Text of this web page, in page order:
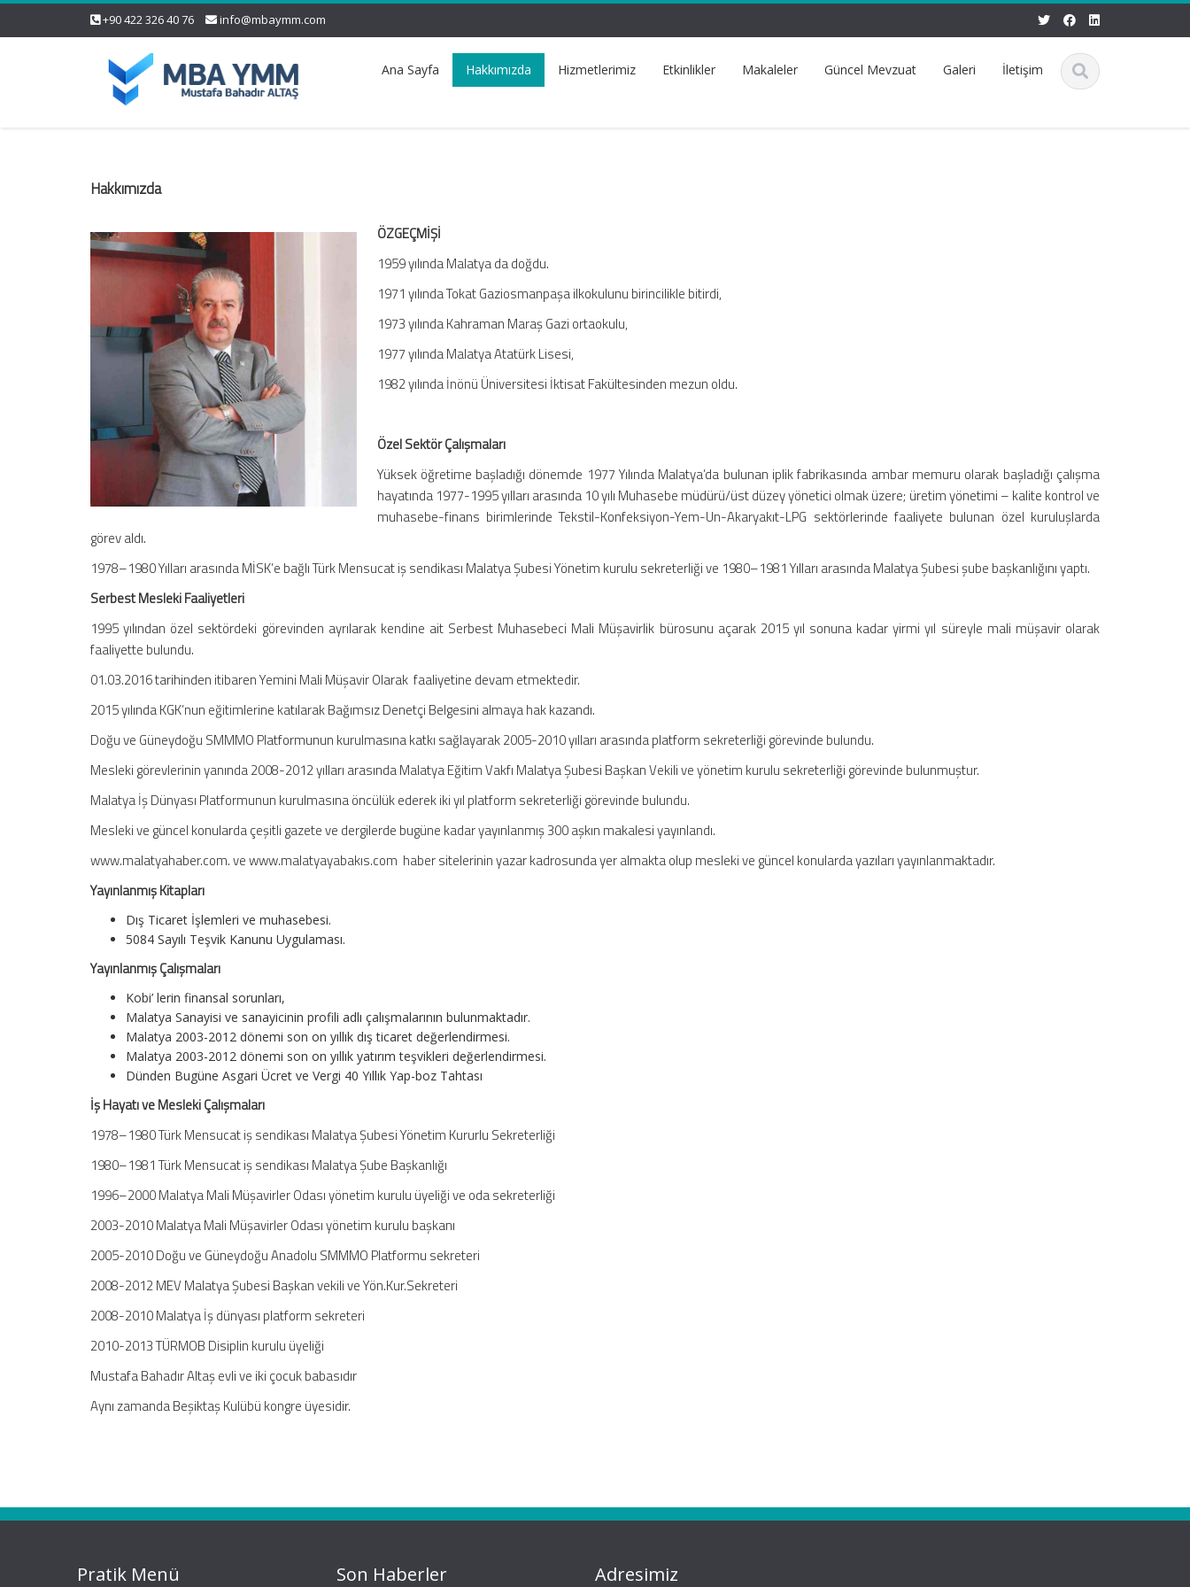
+90 422 326 40 76 info@mbaymm.com
Ana Sayfa Hakkımızda Hizmetlerimiz Etkinlikler Makaleler Güncel Mevzuat Galeri İletişim
Hakkımızda
ÖZGEÇMİŞİ
1959 yılında Malatya da doğdu.
1971 yılında Tokat Gaziosmanpaşa ilkokulunu birincilikle bitirdi,
1973 yılında Kahraman Maraş Gazi ortaokulu,
1977 yılında Malatya Atatürk Lisesi,
1982 yılında İnönü Üniversitesi İktisat Fakültesinden mezun oldu.
Özel Sektör Çalışmaları
Yüksek öğretime başladığı dönemde 1977 Yılında Malatya’da bulunan iplik fabrikasında ambar memuru olarak başladığı çalışma
hayatında 1977-1995 yılları arasında 10 yılı Muhasebe müdürü/üst düzey yönetici olmak üzere; üretim yönetimi – kalite kontrol ve
muhasebe-finans birimlerinde Tekstil-Konfeksiyon-Yem-Un-Akaryakıt-LPG sektörlerinde faaliyete bulunan özel kuruluşlarda
görev aldı.
1978–1980 Yılları arasında MİSK’e bağlı Türk Mensucat iş sendikası Malatya Şubesi Yönetim kurulu sekreterliği ve 1980–1981 Yılları arasında Malatya Şubesi şube başkanlığını yaptı.
Serbest Mesleki Faaliyetleri
1995 yılından özel sektördeki görevinden ayrılarak kendine ait Serbest Muhasebeci Mali Müşavirlik bürosunu açarak 2015 yıl sonuna kadar yirmi yıl süreyle mali müşavir olarak
faaliyette bulundu.
01.03.2016 tarihinden itibaren Yemini Mali Müşavir Olarak faaliyetine devam etmektedir.
2015 yılında KGK’nun eğitimlerine katılarak Bağımsız Denetçi Belgesini almaya hak kazandı.
Doğu ve Güneydoğu SMMMO Platformunun kurulmasına katkı sağlayarak 2005-2010 yılları arasında platform sekreterliği görevinde bulundu.
Mesleki görevlerinin yanında 2008-2012 yılları arasında Malatya Eğitim Vakfı Malatya Şubesi Başkan Vekili ve yönetim kurulu sekreterliği görevinde bulunmuştur.
Malatya İş Dünyası Platformunun kurulmasına öncülük ederek iki yıl platform sekreterliği görevinde bulundu.
Mesleki ve güncel konularda çeşitli gazete ve dergilerde bugüne kadar yayınlanmış 300 aşkın makalesi yayınlandı.
www.malatyahaber.com. ve www.malatyayabakıs.com haber sitelerinin yazar kadrosunda yer almakta olup mesleki ve güncel konularda yazıları yayınlanmaktadır.
Yayınlanmış Kitapları
Dış Ticaret İşlemleri ve muhasebesi.
5084 Sayılı Teşvik Kanunu Uygulaması.
Yayınlanmış Çalışmaları
Kobi’ lerin finansal sorunları,
Malatya Sanayisi ve sanayicinin profili adlı çalışmalarının bulunmaktadır.
Malatya 2003-2012 dönemi son on yıllık dış ticaret değerlendirmesi.
Malatya 2003-2012 dönemi son on yıllık yatırım teşvikleri değerlendirmesi.
Dünden Bugüne Asgari Ücret ve Vergi 40 Yıllık Yap-boz Tahtası
İş Hayatı ve Mesleki Çalışmaları
1978–1980 Türk Mensucat iş sendikası Malatya Şubesi Yönetim Kururlu Sekreterliği
1980–1981 Türk Mensucat iş sendikası Malatya Şube Başkanlığı
1996–2000 Malatya Mali Müşavirler Odası yönetim kurulu üyeliği ve oda sekreterliği
2003-2010 Malatya Mali Müşavirler Odası yönetim kurulu başkanı
2005-2010 Doğu ve Güneydoğu Anadolu SMMMO Platformu sekreteri
2008-2012 MEV Malatya Şubesi Başkan vekili ve Yön.Kur.Sekreteri
2008-2010 Malatya İş dünyası platform sekreteri
2010-2013 TÜRMOB Disiplin kurulu üyeliği
Mustafa Bahadır Altaş evli ve iki çocuk babasıdır
Aynı zamanda Beşiktaş Kulübü kongre üyesidir.
Pratik Menü Son Haberler Adresimiz